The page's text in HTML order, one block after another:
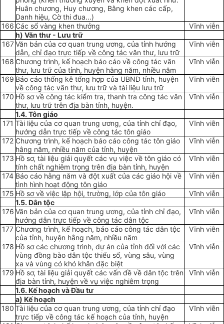
Huân chương, Huy chương, Bằng khen các cấp,
Danh hiệu, Cờ thi đua...)
166 Các sổ vàng khen thưởng
Vĩnh viễn
h) Văn thư - Lưu trữ
167 Văn bản của cơ quan trung ương, của tỉnh hướng
dẫn, chỉ đạo trực tiếp về công tác văn thư, lưu trữ
Vĩnh viễn
168 Chương trình, kế hoạch báo cáo về công tác văn
thư, lưu trữ của tỉnh, huyện hằng năm, nhiều năm
Vĩnh viễn
169 Báo cáo thống kê tổng hợp của UBND tỉnh, huyện
về công tác văn thư, lưu trữ và tài liệu lưu trữ
Vĩnh viễn
170 Hồ sơ về công tác kiểm tra, thanh tra công tác văn
thư, lưu trữ trên địa bàn tỉnh, huyện.
Vĩnh viễn
1.4. Tôn giáo
171 Tài liệu của cơ quan trung ương, của tỉnh chỉ đạo,
hướng dẫn trực tiếp về công tác tôn giáo
Vĩnh viễn
172 Chương trình, kế hoạch báo cáo công tác tôn giáo
hằng năm, nhiều năm của tỉnh, huyện
Vĩnh viễn
173 Hồ sơ, tài liệu giải quyết các vụ việc về tôn giáo có
tính chất nghiêm trọng trên địa bàn tỉnh, huyện
Vĩnh viễn
174 Báo cáo hằng năm và đột xuất của các giáo hội về
tình hình hoạt động tôn giáo
Vĩnh viễn
175 Hồ sơ về việc lập hội, trường, lớp của tôn giáo
Vĩnh viễn
1.5. Dân tộc
176 Văn bản của cơ quan trung ương, của tỉnh chỉ đạo,
hướng dẫn trực tiếp về công tác dân tộc
Vĩnh viễn
177 Chương trình, kế hoạch, báo cáo công tác dân tộc
của tỉnh, huyện hằng năm, nhiều năm
Vĩnh viễn
178 Hồ sơ các chương trình, dự án của tỉnh đối với các
vùng đồng bào dân tộc thiểu số, vùng sâu, vùng
xa và vùng có khó khăn đặc biệt
Vĩnh viễn
179 Hồ sơ, tài liệu giải quyết các vấn đề về dân tộc trên
địa bàn tỉnh, huyện về vụ việc nghiêm trọng
Vĩnh viễn
1.6. Kế hoạch và Đầu tư
a) Kế hoạch
180 Tài liệu của cơ quan trung ương, của tỉnh chỉ đạo
trực tiếp về công tác kế hoạch của tỉnh, huyện
Vĩnh viễn